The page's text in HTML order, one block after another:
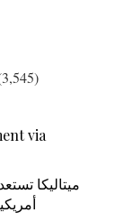
via
ميتاليكا